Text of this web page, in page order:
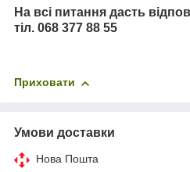
На всі питання дасть
тіл. 068 377 88 55
Приховати
Умови доставки
Нова Пошта